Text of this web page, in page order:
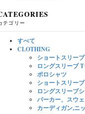
テゴリー
すべて
CLOTHING
ショートスリー
ロングスリーブ
ポロシャツ
ショートスリー
ロングスリーブ
パーカー、スウ
カーディガン,ニ